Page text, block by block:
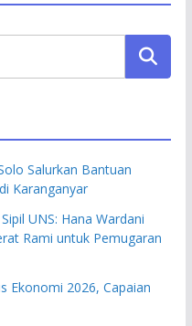
Salurkan Bantuan
Karanganyar
UNS: Hana Wardani
Rami untuk Pemugaran
Ekonomi 2026, Capaian